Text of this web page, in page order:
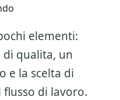
elementi:
qualita, un
e la scelta di
di lavoro.